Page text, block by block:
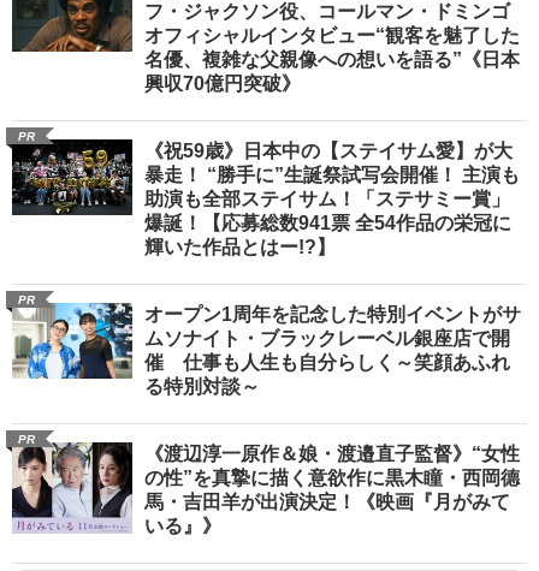
フ・ジャクソン役、コールマン・ドミンゴ
オフィシャルインタビュー“観客を魅了した
名優、複雑な父親像への想いを語る”《日本
興収70億円突破》
PR
《祝59歳》日本中の【ステイサム愛】が大
暴走！ “勝手に”生誕祭試写会開催！ 主演も
助演も全部ステイサム！「ステサミー賞」
爆誕！【応募総数941票 全54作品の栄冠に
輝いた作品とはー!?】
PR
オープン1周年を記念した特別イベントがサ
ムソナイト・ブラックレーベル銀座店で開
催 仕事も人生も自分らしく～笑顔あふれ
る特別対談～
PR
《渡辺淳一原作＆娘・渡邉直子監督》“女性
の性”を真摯に描く意欲作に黒木瞳・西岡德
馬・吉田羊が出演決定！《映画『月がみて
いる』》